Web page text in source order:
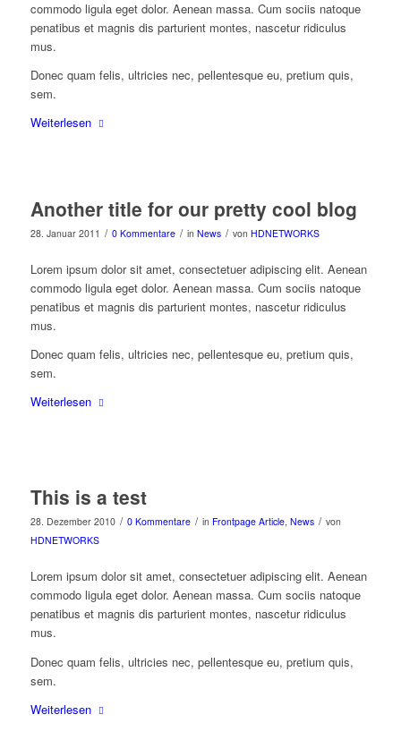
commodo ligula eget dolor. Aenean massa. Cum sociis natoque
penatibus et magnis dis parturient montes, nascetur ridiculus
mus.
Donec quam felis, ultricies nec, pellentesque eu, pretium quis,
sem.
Weiterlesen
Another title for our pretty cool blog
28. Januar 2011 / 0 Kommentare / in News / von HDNETWORKS
Lorem ipsum dolor sit amet, consectetuer adipiscing elit. Aenean
commodo ligula eget dolor. Aenean massa. Cum sociis natoque
penatibus et magnis dis parturient montes, nascetur ridiculus
mus.
Donec quam felis, ultricies nec, pellentesque eu, pretium quis,
sem.
Weiterlesen
This is a test
28. Dezember 2010 / 0 Kommentare / in Frontpage Article, News / von
HDNETWORKS
Lorem ipsum dolor sit amet, consectetuer adipiscing elit. Aenean
commodo ligula eget dolor. Aenean massa. Cum sociis natoque
penatibus et magnis dis parturient montes, nascetur ridiculus
mus.
Donec quam felis, ultricies nec, pellentesque eu, pretium quis,
sem.
Weiterlesen